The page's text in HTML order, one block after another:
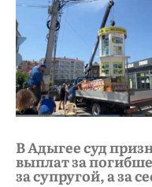
В Адыгее суд
выплат за
за супругой, а за